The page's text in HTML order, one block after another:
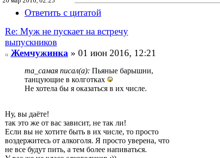
Ответить с цитатой
Re: Муж не пускает на встречу
выпускников
Жемчужинка» 01 июн 2016, 12:21
та_самая писал(а): Пьяные барышни,
танцующие в колготках
Не хотела бы я оказаться в их числе.
Ну, вы даёте!
так это же от вас зависит, не так ли!
Если вы не хотите быть в их числе, то просто
воздержитесь от алкоголя. Я просто уверена, что
не все будут пить, а тем более напиваться.